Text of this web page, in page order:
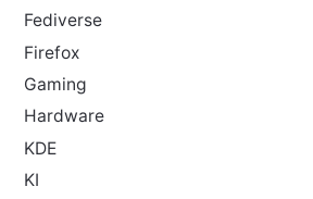
Fediverse
Firefox
Gaming
Hardware
KDE
KI